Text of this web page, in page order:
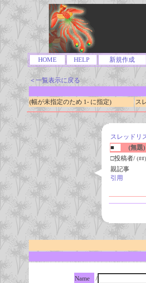
HOME HELP 新規作成
＜一覧表示に戻る
(幅が未指定のため 1- に指定)
ス
スレッドリ
■
(無題)
□投稿者/
親記事
引用
Name
/